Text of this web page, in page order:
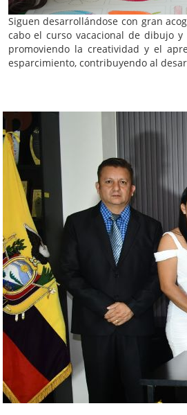
Siguen desarrollándose con gran
cabo el curso vacacional de dibujo
promoviendo la creatividad y el
esparcimiento, contribuyendo al